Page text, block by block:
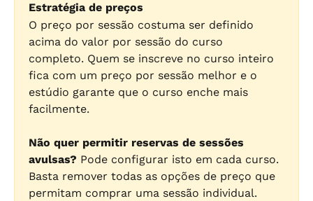
Estratégia de preços
O preço por sessão costuma ser definido
acima do valor por sessão do curso
completo. Quem se inscreve no curso inteiro
fica com um preço por sessão melhor e o
estúdio garante que o curso enche mais
facilmente.
Não quer permitir reservas de sessões
avulsas? Pode configurar isto em cada curso.
Basta remover todas as opções de preço que
permitam comprar uma sessão individual.